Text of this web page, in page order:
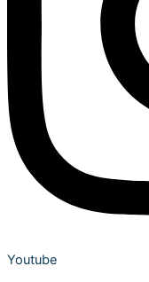
Youtube